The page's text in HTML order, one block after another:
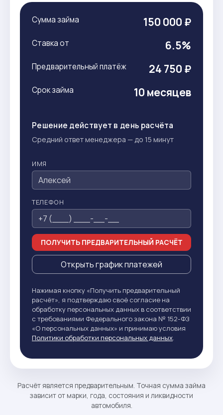
Сумма займа 150 000 ₽
Ставка от 6.5%
Предварительный платёж 24 750 ₽
Срок займа 10 месяцев
Решение действует в день расчёта
Средний ответ менеджера — до 15 минут
ИМЯ
ТЕЛЕФОН
ПОЛУЧИТЬ ПРЕДВАРИТЕЛЬНЫЙ РАСЧЁТ
Открыть график платежей
Нажимая кнопку «Получить предварительный
расчёт», я подтверждаю своё согласие на
обработку персональных данных в соответствии
с требованиями Федерального закона № 152-ФЗ
«О персональных данных» и принимаю условия
Политики обработки персональных данных.
Расчёт является предварительным. Точная сумма займа
зависит от марки, года, состояния и ликвидности
автомобиля.